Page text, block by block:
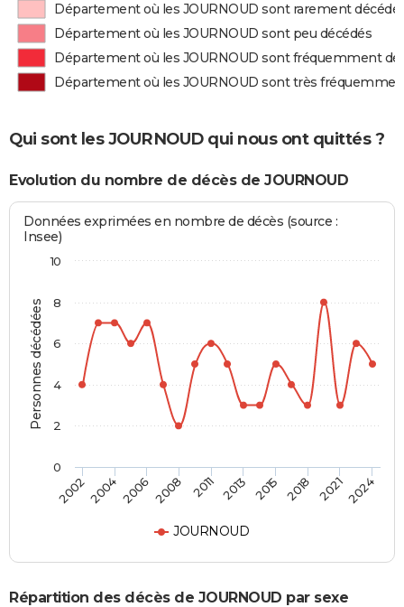
Département où les JOURNOUD sont rarement
Département où les JOURNOUD sont peu décédés
Département où les JOURNOUD sont fréquemment
Département où les JOURNOUD sont très
Qui sont les JOURNOUD qui nous ont quittés ?
Evolution du nombre de décès de JOURNOUD
Personnes décédées
Données exprimées en nombre de décès (source :
Insee)
JOURNOUD
2002200420062008 2011 2013 2015 2018 20212024
0
2
4
6
8
10
Répartition des décès de JOURNOUD par sexe